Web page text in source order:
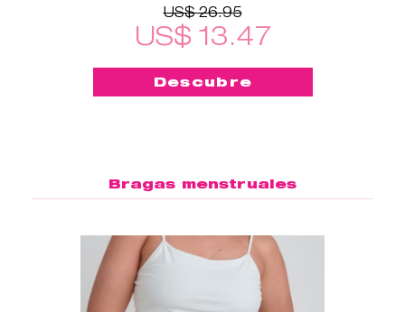
US$ 26.95
US$ 13.47
Descubre
Bragas menstruales